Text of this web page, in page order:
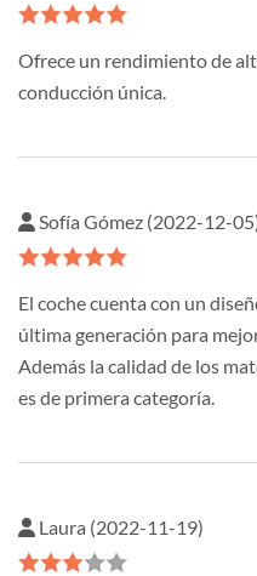
Ofrece un rendimiento de
conducción única.
Sofía Gómez (2022-12-
El coche cuenta con un
última generación para
Además la calidad de los
es de primera categoría.
Laura (2022-11-19)